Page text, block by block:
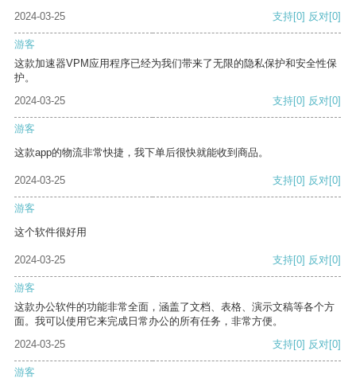
2024-03-25 支持[0] 反对[0]
游客
这款加速器VPM应用程序已经为我们带来了无限的隐私保护和安全性保
护。
2024-03-25
支持[0] 反对[0]
游客
这款app的物流非常快捷，我下单后很快就能收到商品。
2024-03-25 支持[0] 反对[0]
游客
这个软件很好用
2024-03-25 支持[0] 反对[0]
游客
这款办公软件的功能非常全面，涵盖了文档、表格、演示文稿等各个方
面。我可以使用它来完成日常办公的所有任务，非常方便。
2024-03-25
支持[0] 反对[0]
游客